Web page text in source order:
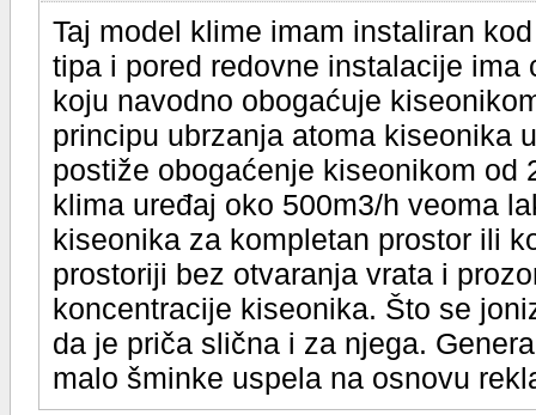
Taj model klime imam instaliran
tipa i pored redovne instalacije
koju navodno obogaćuje
principu ubrzanja atoma kiseonika
postiže obogaćenje kiseonikom od
klima uređaj oko 500m3/h veoma
kiseonika za kompletan prostor ili
prostoriji bez otvaranja vrata i
koncentracije kiseonika. Što se
da je priča slična i za njega.
malo šminke uspela na osnovu